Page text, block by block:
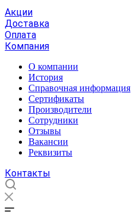
Акции
Доставка
Оплата
Компания
О компании
История
Справочная информация
Сертификаты
Производители
Сотрудники
Отзывы
Вакансии
Реквизиты
Контакты